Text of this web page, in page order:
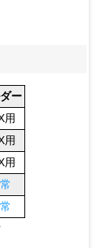
ー
用
用
用